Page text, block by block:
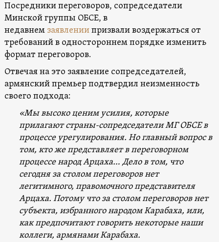
Посредники переговоров, сопредседатели
Минской группы ОБСЕ, в
недавнем заявлениипризвали воздержаться от
требований в одностороннем порядке изменить
формат переговоров.
Отвечая на это заявление сопредседателей,
армянский премьер подтвердил неизменность
своего подхода:
«Мы высоко ценим усилия, которые
прилагают страны-сопредседатели МГ ОБСЕ в
процессе урегулирования. Но главный вопрос в
том, кто же представляет в переговорном
процессе народ Арцаха… Дело в том, что
сегодня за столом переговоров нет
легитимного, правомочного представителя
Арцаха. Потому что за столом переговоров нет
субъекта, избранного народом Карабаха, или,
как предпочитают говорить некоторые наши
коллеги, армянами Карабаха.